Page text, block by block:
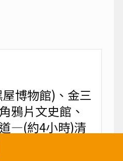
茶相關的飲品和甜點。
五臟俱全，夜市裡的美
品類繁多，物價也相較
在這裡可以實現水果自